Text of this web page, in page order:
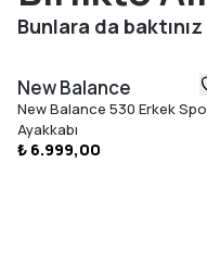
Bunlara da baktınız
New Balance
New Balance 530 Erkek
Ayakkabı
₺ 6.999,00